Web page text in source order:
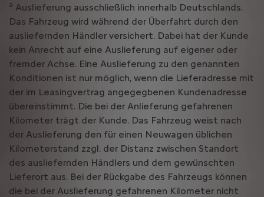
a Auslieferung ausschließlich innerhalb Deutschlands.
Das Fahrzeug wird während der Überfahrt durch den
ausliefernden Händler versichert. Dabei hat der Kunde
kein Anrecht auf eine Auslieferung auf eigener oder
fremder Achse. Eine Auslieferung zu den genannten
Konditionen ist nur möglich, wenn die Lieferadresse mit
der im Leasingvertrag angegegbenen Kundenadresse
übereinstimmt. Die bei der Anlieferung gefahrenen
Kilometer trägt der Kunde. Das Fahrzeug weist nach
der Auslieferung den für einen Neuwagen üblichen
Kilometerstand zzgl. der Distanz zwischen Standort
des ausliefernden Händlers und dem gewünschten
Lieferort aus. Bei der Rückgabe des Fahrzeugs können
die bei der Auslieferung gefahrenen Kilometer nicht